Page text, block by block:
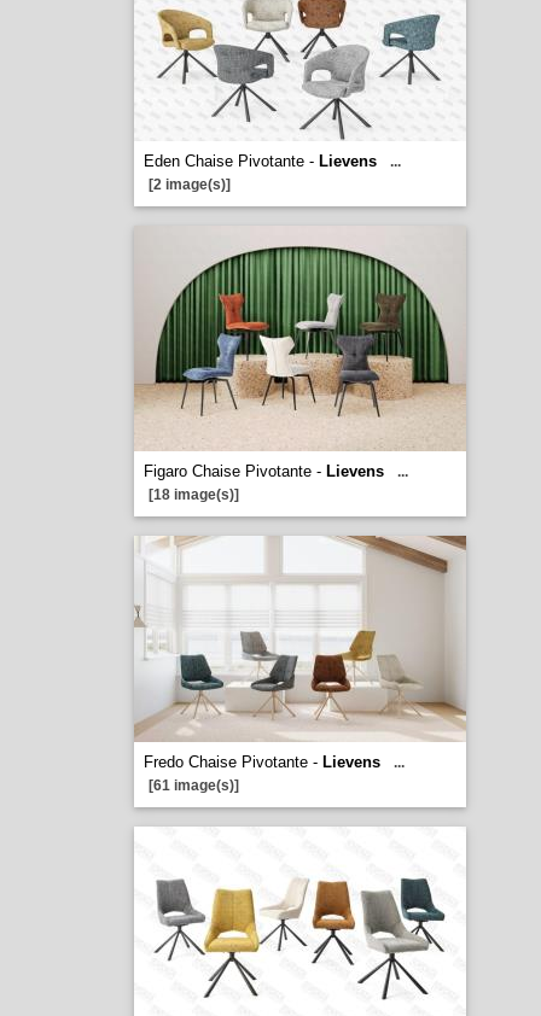
Eden Chaise Pivotante - Lievens
...
[2 image(s)]
Figaro Chaise Pivotante - Lievens
...
[18 image(s)]
Fredo Chaise Pivotante - Lievens
...
[61 image(s)]